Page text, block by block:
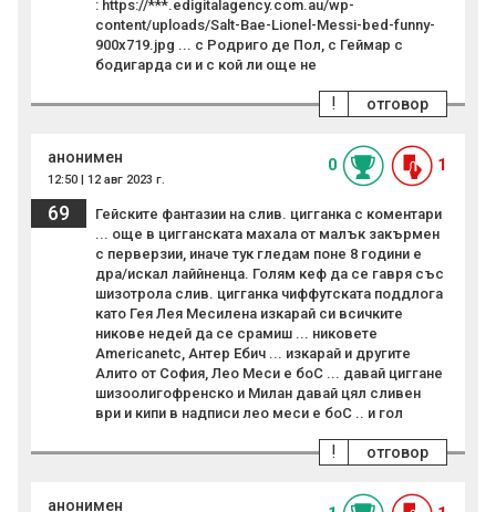
: https://***.edigitalagency.com.au/wp-
content/uploads/Salt-Bae-Lionel-Messi-bed-funny-
900x719.jpg ... с Родриго де Пол, с Геймар с
бодигарда си и с кой ли още не
отговор
!
анонимен
12:50 | 12 авг 2023 г.
0 1
69
Гейските фантазии на слив. цигганка с коментари
... още в цигганската махала от малък закърмен
с перверзии, иначе тук гледам поне 8 години е
дра/искал лаййненца. Голям кеф да се гавря със
шизотрола слив. цигганка чиффутската поддлога
като Гея Лея Месилена изкарай си всичките
никове недей да се срамиш ... никовете
Americanetc, Антер Ебич ... изкарай и другите
Алито от София, Лео Меси е боС ... давай циггане
шизоолигофренско и Милан давай цял сливен
ври и кипи в надписи лео меси е боС .. и гол
отговор
!
анонимен